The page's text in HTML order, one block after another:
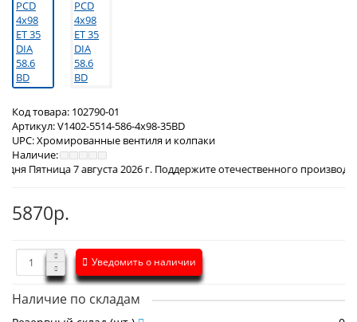
Код товара: 102790-01
Артикул:V1402-5514-586-4x98-35BD
UPC:Хромированные вентиля и колпаки
Наличие:
7 августа 2026 г. Поддержите отечественного производителя!
5870р.
Уведомить о наличии
Наличие по складам